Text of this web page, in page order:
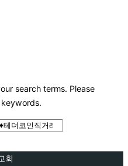
search terms. Please
회